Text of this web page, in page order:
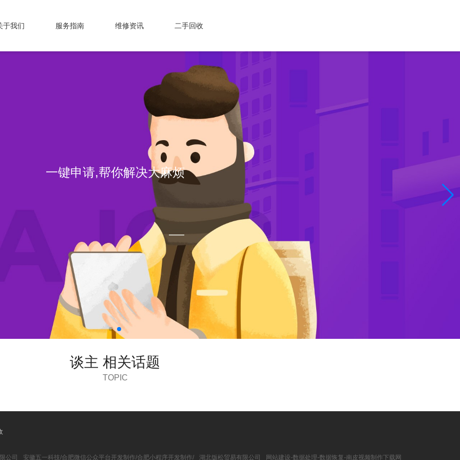
于我们 服务指南 维修资讯 二手回收
一键申请,帮你解决大麻烦
谈主 相关话题
TOPIC
公司 安徽五一科技/合肥微信公众平台开发制作/合肥小程序开发制作/ 湖北饭松贸易有限公司 网站建设-数据处理-数据恢复-南皮视频制作下载网